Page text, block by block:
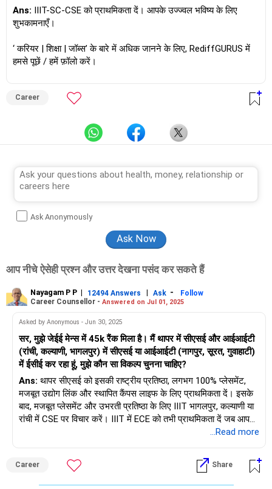
Nayagam has published an eBook, Professional Resume Writing
Without Googling.
Vidya Bhavan, Delhi, a postgraduate diploma in labour law from
Madras University, a postgraduate diploma in school counselling
from Symbiosis, Pune, and a certification in child psychology
from ICCC-Mindler and Counsel, India.
Ans: IIIT-SC-CSE को प्राथमिकता दें। आपके उज्ज्वल भविष्य के लिए
शुभकामनाएँ।
‘ करियर | शिक्षा | जॉब्स’ के बारे में अधिक जानने के लिए, RediffGURUS में
हमसे पूछें / हमें फ़ॉलो करें।
Career
Ask Anonymously
आप नीचे ऐसेही प्रश्न और उत्तर देखना पसंद कर सकते हैं
Nayagam P P | 12494 Answers | Ask -
Follow
Career Counsellor - Answered on Jul 01, 2025
Asked by Anonymous - Jun 30, 2025
सर, मुझे जेईई मेन्स में 45k रैंक मिला है। मैं थापर में सीएसई और आईआईटी
(रांची, कल्याणी, भागलपुर) में सीएसई या आईआईटी (नागपुर, सूरत, गुवाहाटी)
में ईसीई कर रहा हूं, मुझे कौन सा विकल्प चुनना चाहिए?
Ans: थापर सीएसई को इसकी राष्ट्रीय प्रतिष्ठा, लगभग 100% प्लेसमेंट,
मजबूत उद्योग लिंक और स्थापित कैंपस लाइफ के लिए प्राथमिकता दें। इसके
बाद, मजबूत प्लेसमेंट और उभरती प्रतिष्ठा के लिए IIIT भागलपुर, कल्याणी या
रांची में CSE पर विचार करें। IIIT में ECE को तभी प्राथमिकता दें जब आपकी
इलेक्ट्रॉनिक्स में गहरी रुचि हो। एडमिशन और समृद्ध भविष्य के लिए
'करियर | पैसा | स्वास्थ्य | रिश्ते' के बारे में अधिक जानने के लिए
RediffGURUS को फॉलो करें।
...Read more
Career Share